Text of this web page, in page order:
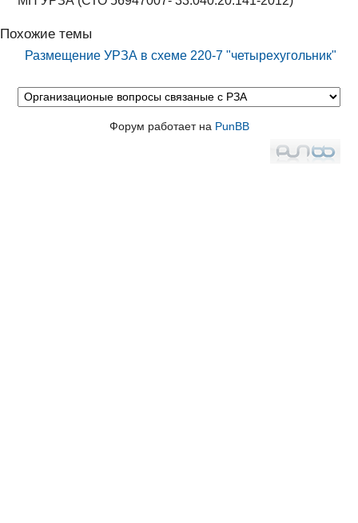
Похожие темы
Размещение УРЗА в схеме 220-7 "четырехугольник"
Форум работает на PunBB